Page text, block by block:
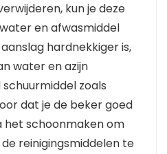
kun je deze
en afwasmiddel
hardnekkiger is,
water en azijn
zoals
dat je de beker goed
schoonmaken om
reinigingsmiddelen te